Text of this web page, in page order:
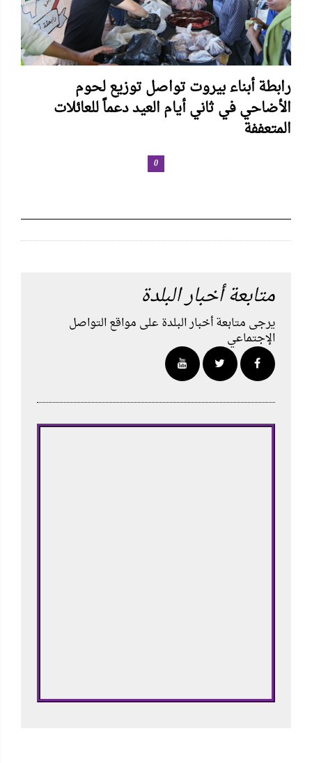
رابطة أبناء بيروت تواصل توزيع لحوم
الأضاحي في ثاني أيام العيد دعماً للعائلات
المتعففة
0
متابعة أخبار البلدة
يرجى متابعة أخبار البلدة على مواقع التواصل
الإجتماعي